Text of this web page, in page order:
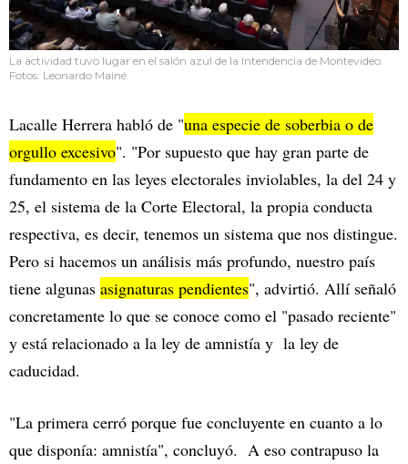
La actividad tuvo lugar en el salón azul de la Intendencia de Montevideo.
Fotos: Leonardo Mainé.
Lacalle Herrera habló de "una especie de soberbia o de
orgullo excesivo". "Por supuesto que hay gran parte de
fundamento en las leyes electorales inviolables, la del 24 y
25, el sistema de la Corte Electoral, la propia conducta
respectiva, es decir, tenemos un sistema que nos distingue.
Pero si hacemos un análisis más profundo, nuestro país
tiene algunas asignaturas pendientes", advirtió. Allí señaló
concretamente lo que se conoce como el "pasado reciente"
y está relacionado a la ley de amnistía y la ley de
caducidad.
"La primera cerró porque fue concluyente en cuanto a lo
que disponía: amnistía", concluyó. A eso contrapuso la